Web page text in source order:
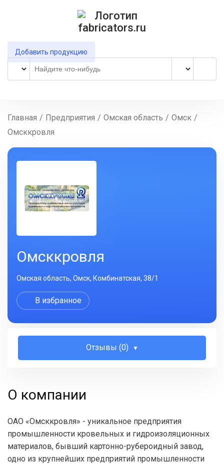
Добавить продукцию
Главная / Предприятия / Омская область / Омск /
Омсккровля
Омсккровля
Омская область, Омск, Комбинатская, 38/1
В избранное
Отзывы (0)
О компании
ОАО «Омсккровля» - уникальное предприятия
промышленности кровельных и гидроизоляционных
материалов, бывший картонно-рубероидный завод,
одно из крупнейших предприятий промышленности